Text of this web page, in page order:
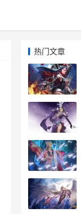
热门文章